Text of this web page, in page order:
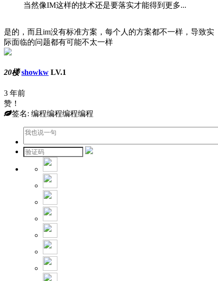
当然像IM这样的技术还是要落实才能得到更多...
是的，而且im没有标准方案，每个人的方案都不一样，导致实
际面临的问题都有可能不太一样
20楼 showkw LV.1
3 年前
赞！
签名: 编程编程编程编程